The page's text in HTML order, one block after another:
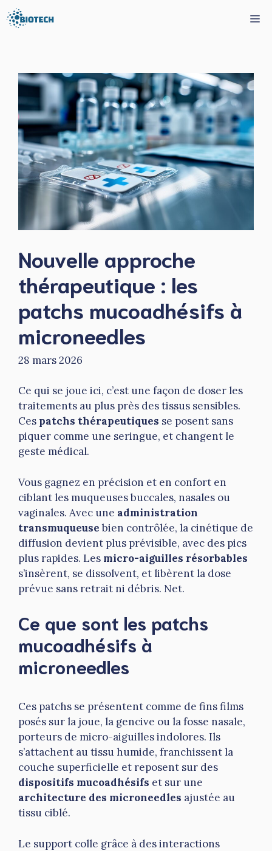
Aller
au
Nouvelle approche
thérapeutique : les
patchs mucoadhésifs à
microneedles
28 mars 2026
Ce qui se joue ici, c’est une façon de doser les
traitements au plus près des tissus sensibles.
Ces patchs thérapeutiques se posent sans
piquer comme une seringue, et changent le
geste médical.
Vous gagnez en précision et en confort en
ciblant les muqueuses buccales, nasales ou
vaginales. Avec une administration
transmuqueusebien contrôlée, la cinétique de
diffusion devient plus prévisible, avec des pics
plus rapides. Les micro-aiguilles résorbables
s’insèrent, se dissolvent, et libèrent la dose
prévue sans retrait ni débris. Net.
Ce que sont les patchs
mucoadhésifs à
microneedles
Ces patchs se présentent comme de fins films
posés sur la joue, la gencive ou la fosse nasale,
porteurs de micro-aiguilles indolores. Ils
s’attachent au tissu humide, franchissent la
couche superficielle et reposent sur des
dispositifs mucoadhésifs et sur une
architecture des microneedles ajustée au
tissu ciblé.
Le support colle grâce à des interactions